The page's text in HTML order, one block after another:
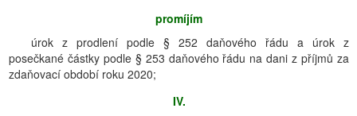
promíjím
úrok z prodlení podle § 252 daňového řádu a úrok z
posečkané částky podle § 253 daňového řádu na dani z příjmů za
zdaňovací období roku 2020;
IV.